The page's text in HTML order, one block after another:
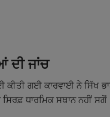
ਦੀ ਜਾਂਚ
ਗਈ ਕਾਰਵਾਈ ਨੇ ਸਿੱਖ
ਧਾਰਮਿਕ ਸਥਾਨ ਨਹੀਂ ਸਗੋਂ